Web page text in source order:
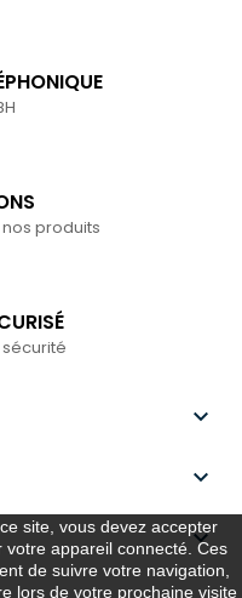
site, vous devez accepter
votre appareil connecté. Ces
de suivre votre navigation,
lors de votre prochaine visite
produits


